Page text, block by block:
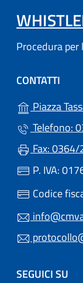
Procedura
CONTATTI
Piazza
Telefono:
Fax:
P. IVA:
Codice
SEGUICI SU